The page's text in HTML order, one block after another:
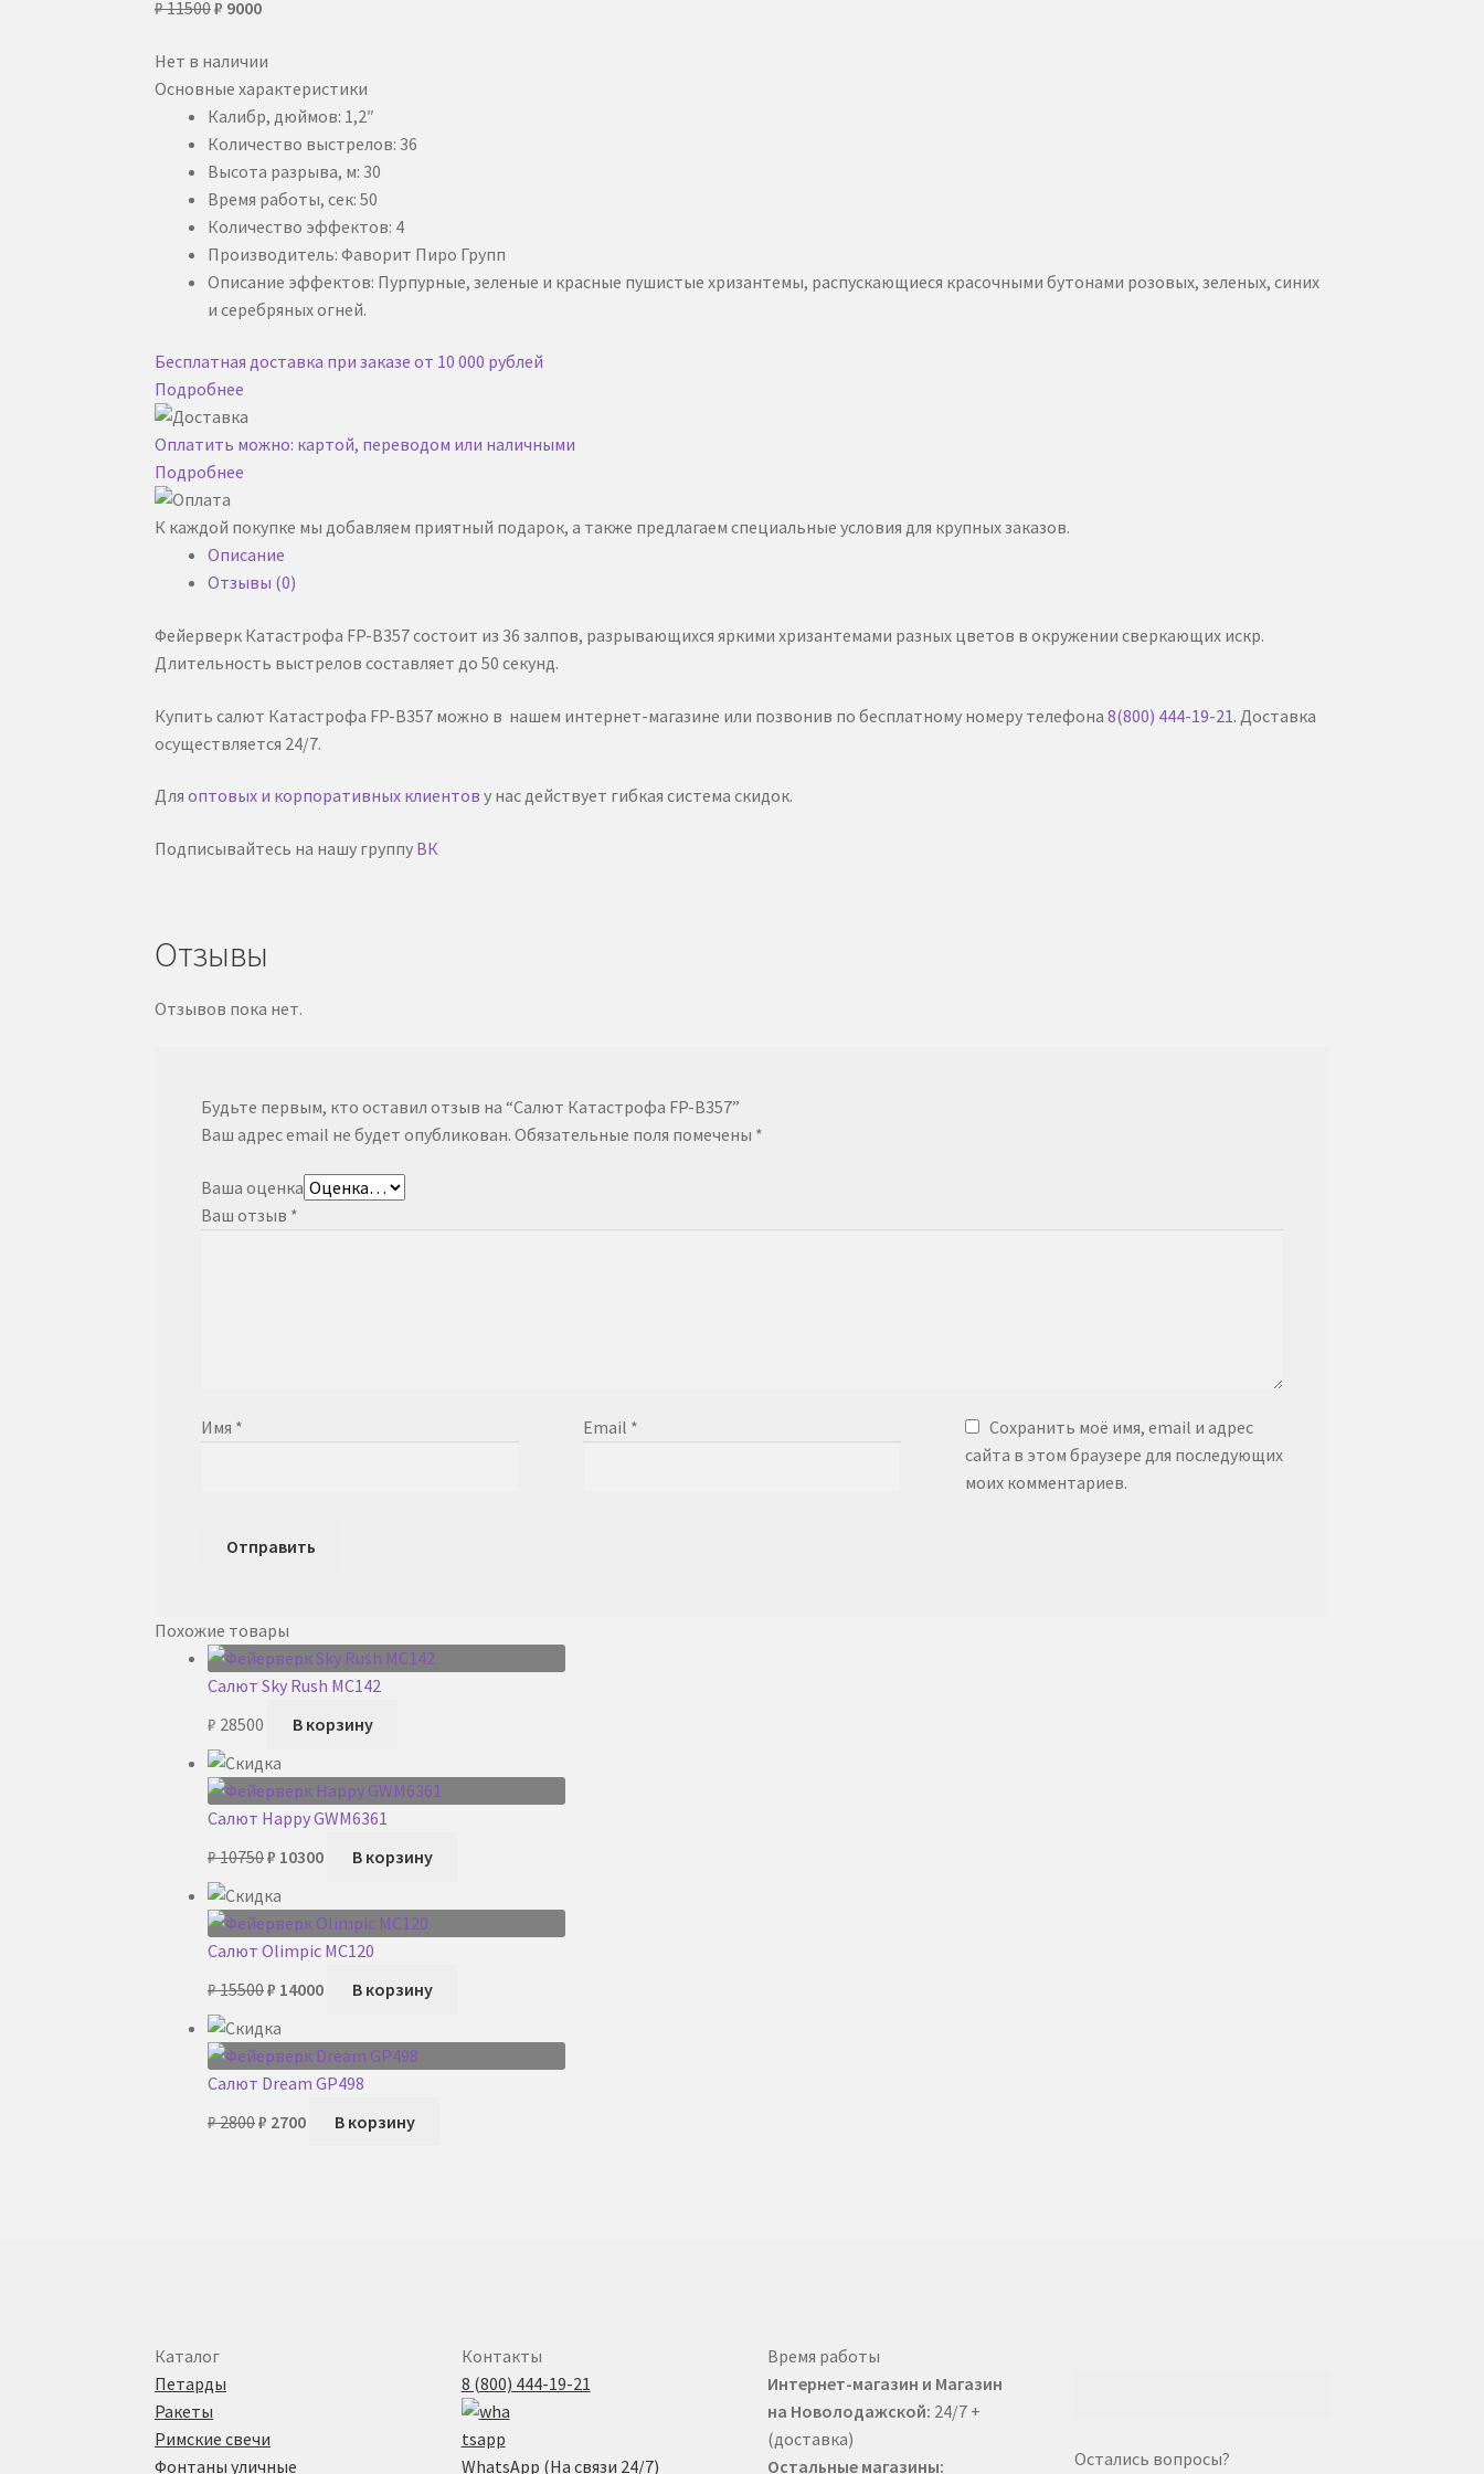
₽11500Первоначальная
составляла
₽ 11500.
₽ 9000Текущая
₽ 9000.
Нет в наличии
Основные характеристики
Калибр, дюймов: 1,2″
Количество выстрелов: 36
Высота разрыва, м: 30
Время работы, сек: 50
Количество эффектов: 4
Производитель: Фаворит Пиро Групп
Описание эффектов: Пурпурные, зеленые и красные пушистые хризантемы, распускающиеся красочными бутонами розовых, зеленых, синих
и серебряных огней.
Бесплатная доставка при заказе от 10 000 рублей
Подробнее
Оплатить можно: картой, переводом или наличными
Подробнее
К каждой покупке мы добавляем приятный подарок, а также предлагаем специальные условия для крупных заказов.
Описание
Отзывы (0)
Фейерверк Катастрофа FP-B357 состоит из 36 залпов, разрывающихся яркими хризантемами разных цветов в окружении сверкающих искр.
Длительность выстрелов составляет до 50 секунд.
Купить салют Катастрофа FP-B357 можно в нашем интернет-магазине или позвонив по бесплатному номеру телефона8(800) 444-19-21. Доставка
осуществляется 24/7.
Дляоптовых и корпоративных клиентов у нас действует гибкая система скидок.
Подписывайтесь на нашу группу ВК
Отзывы
Отзывов пока нет.
Будьте первым, кто оставил отзыв на “Салют Катастрофа FP-B357”
Ваш адрес email не будет опубликован. Обязательные поля помечены *
Ваша оценка
Ваш отзыв *
Имя * Email *
Сохранить моё имя, email и адрес
сайта в этом браузере для последующих
моих комментариев.
Похожие товары
Салют Sky Rush MC142
₽ 28500 В корзину
Салют Happy GWM6361
₽10750
составляла
₽ 10750.
₽ 10300 В корзину
Салют Olimpic MC120
₽15500
составляла
₽ 15500.
₽ 14000 В корзину
Салют Dream GP498
₽2800₽ 2700 В корзину
Каталог
Петарды
Ракеты
Римские свечи
Фонтаны уличные
Контакты
8 (800) 444-19-21
WhatsApp (На связи 24/7)
Время работы
Интернет-магазин и Магазин
на Новолодажской: 24/7 +
(доставка)
Остальные магазины:
Остались вопросы?